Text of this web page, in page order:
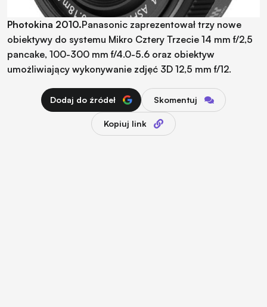
Photokina 2010.Panasonic zaprezentował trzy nowe
obiektywy do systemu Mikro Cztery Trzecie 14 mm f/2,5
pancake, 100-300 mm f/4.0-5.6 oraz obiektyw
umożliwiający wykonywanie zdjęć 3D 12,5 mm f/12.
Dodaj do źródeł Skomentuj
Kopiuj link